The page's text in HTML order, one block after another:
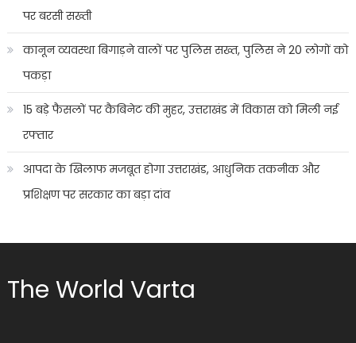
पर बरसी सख्ती
कानून व्यवस्था बिगाड़ने वालों पर पुलिस सख्त, पुलिस ने 20 लोगों को
पकड़ा
15 बड़े फैसलों पर कैबिनेट की मुहर, उत्तराखंड में विकास को मिली नई
रफ्तार
आपदा के खिलाफ मजबूत होगा उत्तराखंड, आधुनिक तकनीक और
प्रशिक्षण पर सरकार का बड़ा दांव
The World Varta